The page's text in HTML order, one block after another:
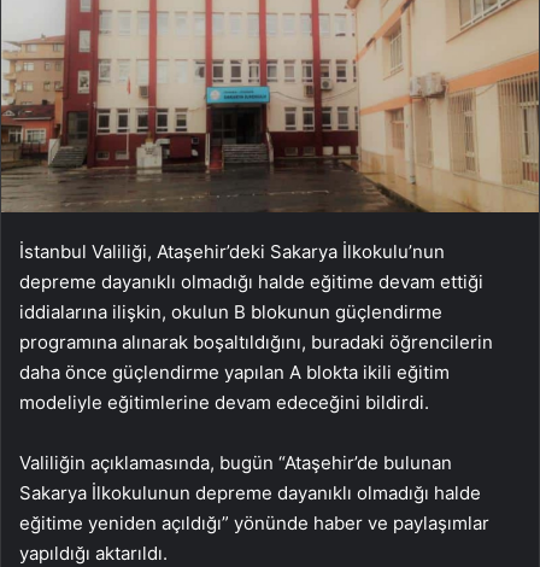
İstanbul Valiliği, Ataşehir’deki Sakarya İlkokulu’nun
depreme dayanıklı olmadığı halde eğitime devam ettiği
iddialarına ilişkin, okulun B blokunun güçlendirme
programına alınarak boşaltıldığını, buradaki öğrencilerin
daha önce güçlendirme yapılan A blokta ikili eğitim
modeliyle eğitimlerine devam edeceğini bildirdi.
Valiliğin açıklamasında, bugün “Ataşehir’de bulunan
Sakarya İlkokulunun depreme dayanıklı olmadığı halde
eğitime yeniden açıldığı” yönünde haber ve paylaşımlar
yapıldığı aktarıldı.